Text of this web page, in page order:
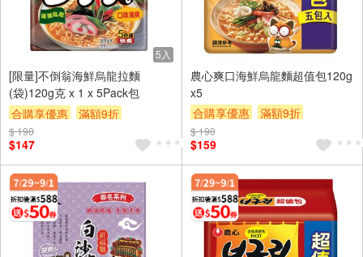
5入
[限量]不倒翁海鮮烏龍拉麵
(袋)120g克 x 1 x 5Pack包
合購享優惠
滿額9折
滿額贈券
$ 190
$147
農心爽口海鮮烏龍麵超值包120g
x5
合購享優惠
滿額9折
滿額贈券
$ 190
$159